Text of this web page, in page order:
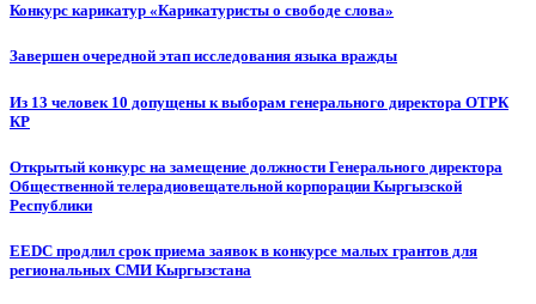
Конкурс карикатур «Карикатуристы о свободе слова»
Завершен очередной этап исследования языка вражды
Из 13 человек 10 допущены к выборам генерального директора ОТРК
КР
Открытый конкурс на замещение должности Генерального директора
Общественной телерадиовещательной корпорации Кыргызской
Республики
EEDC продлил срок приема заявок в конкурсе малых грантов для
региональных СМИ Кыргызстана